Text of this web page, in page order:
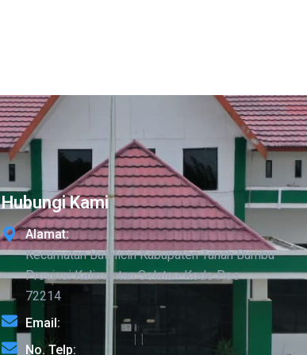
Hubungi Kami
Alamat:
Kecamatan Batulicin Kabupaten Tanah Bumbu
Provinsi Kalimantan Selatan-Kode Pos
72214
Email:
No. Telp: